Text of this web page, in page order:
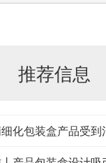
推荐信息
化包装盒产品受到